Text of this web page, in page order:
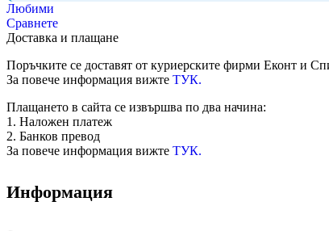
Любими
Сравнете
Доставка и плащане
Поръчките се доставят от куриерските фирми Еконт и
За повече информация вижте ТУК.
Плащането в сайта се извършва по два начина:
1. Наложен платеж
2. Банков превод
За повече информация вижте ТУК.
Информация